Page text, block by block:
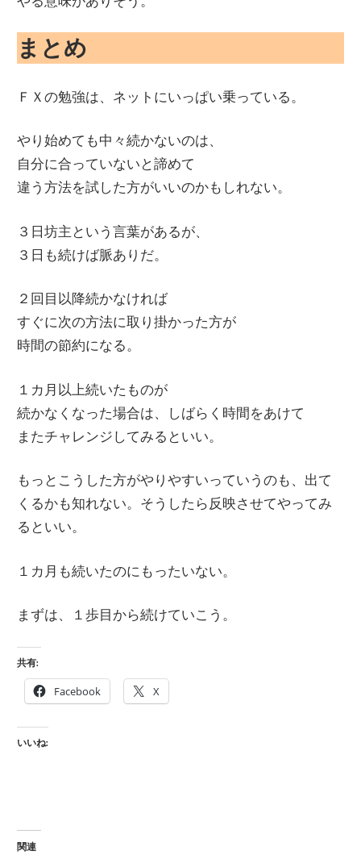
まとめ
ＦＸの勉強は、ネットにいっぱい乗っている。
やり始めても中々続かないのは、
自分に合っていないと諦めて
違う方法を試した方がいいのかもしれない。
３日坊主という言葉があるが、
３日も続けば脈ありだ。
２回目以降続かなければ
すぐに次の方法に取り掛かった方が
時間の節約になる。
１カ月以上続いたものが
続かなくなった場合は、しばらく時間をあけて
またチャレンジしてみるといい。
もっとこうした方がやりやすいっていうのも、出て
くるかも知れない。そうしたら反映させてやってみ
るといい。
１カ月も続いたのにもったいない。
まずは、１歩目から続けていこう。
共有:
Facebook X
いいね:
関連